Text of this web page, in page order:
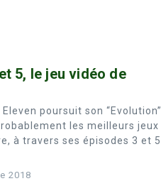
5, le jeu vidéo de
poursuit son “Evolution”
les meilleurs jeux
à travers ses épisodes 3 et 5.
2018